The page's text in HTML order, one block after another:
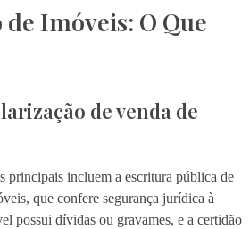
Imóveis: O Que
de venda de
principais incluem a escritura pública de
que confere segurança jurídica à
possui dívidas ou gravames, e a certidão